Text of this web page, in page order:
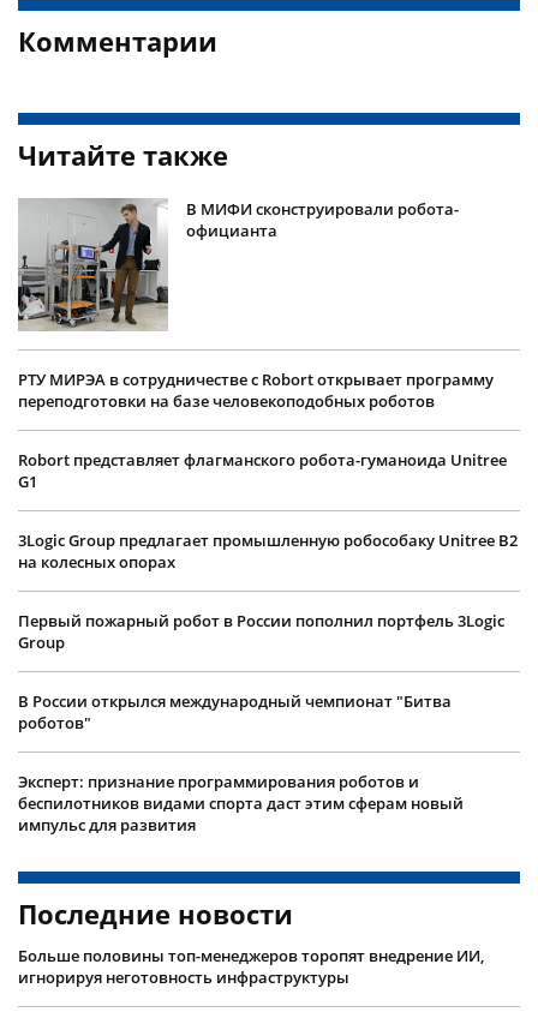
Комментарии
Читайте также
В МИФИ сконструировали робота-
официанта
РТУ МИРЭА в сотрудничестве с Robort открывает программу
переподготовки на базе человекоподобных роботов
Robort представляет флагманского робота-гуманоида Unitree
G1
3Logic Group предлагает промышленную робособаку Unitree B2
на колесных опорах
Первый пожарный робот в России пополнил портфель 3Logic
Group
В России открылся международный чемпионат "Битва
роботов"
Эксперт: признание программирования роботов и
беспилотников видами спорта даст этим сферам новый
импульс для развития
Последние новости
Больше половины топ-менеджеров торопят внедрение ИИ,
игнорируя неготовность инфраструктуры